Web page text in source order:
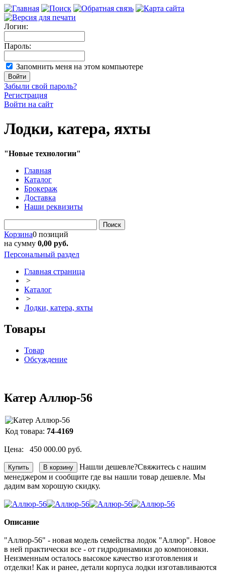
Логин:
Пароль:
Запомнить меня на этом компьютере
Забыли свой пароль?
Регистрация
Войти на сайт
Лодки, катера, яхты
"Новые технологии"
Главная
Каталог
Брокераж
Доставка
Наши реквизиты
Поиск
Корзина0 позиций
на сумму 0,00 руб.
Персональный раздел
Главная страница
>
Каталог
>
Лодки, катера, яхты
Товары
Товар
Обсуждение
Катер Аллюр-56
Код товара: 74-4169
Цена: 450 000.00 руб.
Нашли дешевле?Свяжитесь с нашим
менеджером и сообщите где вы нашли товар дешевле. Мы
дадим вам хорошую скидку.
Описание
"Аллюр-56" - новая модель семейства лодок "Аллюр". Новое
в ней практически все - от гидродинамики до компоновки.
Неизменным осталось высокое качество изготовления и
отделки! Как и ранее, детали корпуса лодки изготавливаются